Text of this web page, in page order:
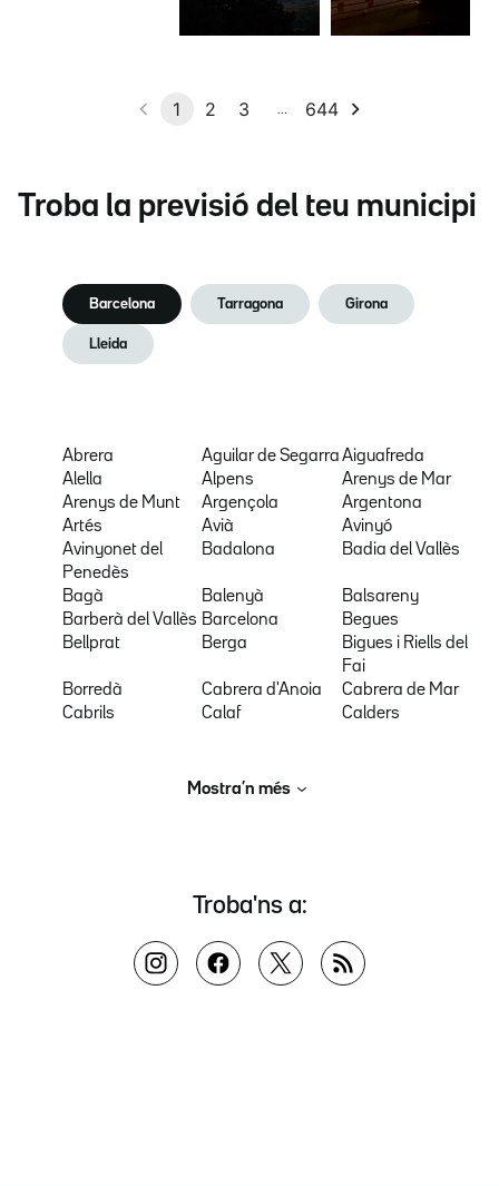
Troba la previsió del teu municipi
Barcelona Tarragona Girona
Lleida
Abrera Aguilar de Segarra Aiguafreda
Alella
Alpens
Arenys de Mar
Arenys de Munt
Argençola
Argentona
Artés
Avià
Avinyó
Avinyonet del
Penedès
Badalona Badia del Vallès
Bagà Balenyà
Balsareny
Barberà del Vallès Barcelona
Begues
Bellprat
Berga
Bigues i Riells del
Fai
Borredà
Cabrera d'Anoia
Cabrera de Mar
Cabrils
Calaf Calders
Mostra’n més
Troba'ns a: